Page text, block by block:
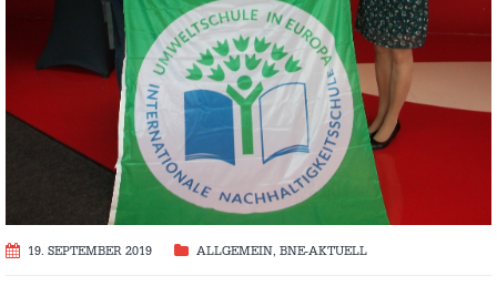
19. SEPTEMBER 2019 ALLGEMEIN, BNE-AKTUELL